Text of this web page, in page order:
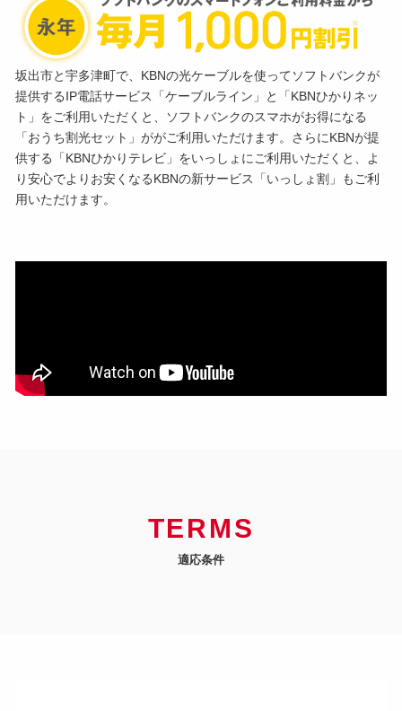
坂出市と宇多津町で、KBNの光ケーブルを使ってソフトバンクが
提供するIP電話サービス「ケーブルライン」と「KBNひかりネッ
ト」をご利用いただくと、ソフトバンクのスマホがお得になる
「おうち割光セット」ががご利用いただけます。さらにKBNが提
供する「KBNひかりテレビ」をいっしょにご利用いただくと、よ
り安心でよりお安くなるKBNの新サービス「いっしょ割」もご利
用いただけます。
TERMS
適応条件